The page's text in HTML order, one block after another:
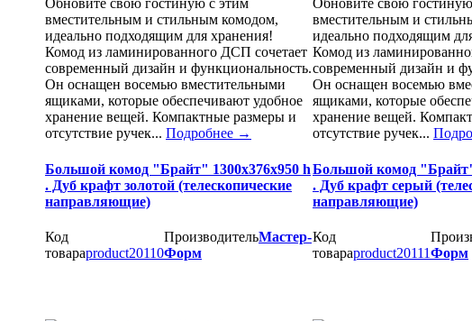
Обновите свою гостиную с этим
вместительным и стильным комодом,
идеально подходящим для хранения!
Комод из ламинированного ДСП сочетает
современный дизайн и функциональность.
Он оснащен восемью вместительными
ящиками, которые обеспечивают удобное
хранение вещей. Компактные размеры и
отсутствие ручек... Подробнее →
Обновите свою
вместительным и
идеально подходящим
Комод из
современный дизайн и
Он оснащен восемью
ящиками, которые
хранение вещей.
отсутствие ручек...
Большой комод "Брайт" 1300х376х950 h
. Дуб крафт золотой (телескопические
направляющие)
Код
товараproduct20110
ПроизводительМастер-
Форм
Большой комод "Брайт"
. Дуб крафт серый
направляющие)
Код
товараproduct20111Форм